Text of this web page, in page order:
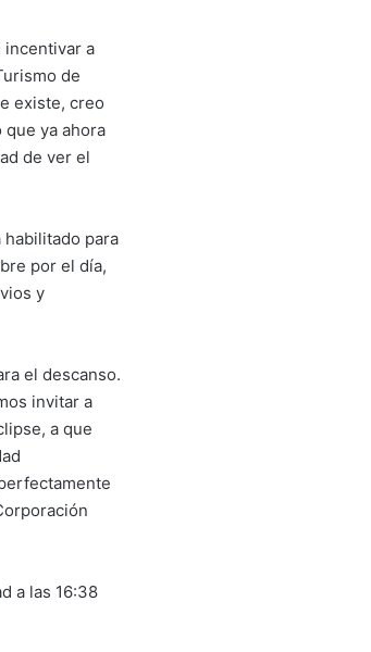
incentivar a
de
existe, creo
ya ahora
de ver el
para
por el día,
y
el descanso.
invitar a
a que
a las 16:38